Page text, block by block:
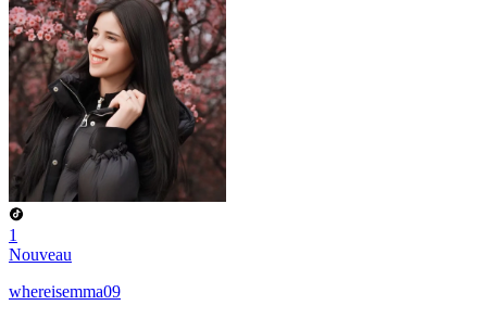
1
Nouveau
whereisemma09